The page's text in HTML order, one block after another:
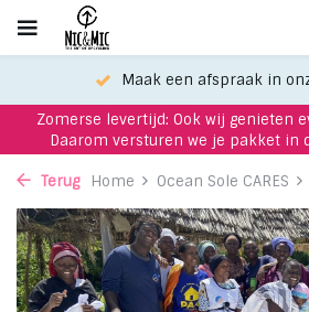
Maak een afspraak in
Zomerse levertijd: Ook wij genieten
Daarom versturen we je pakket in
Terug Home Ocean Sole CARES